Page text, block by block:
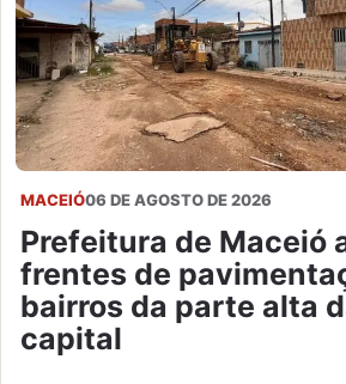
MACEIÓ06 DE AGOSTO DE 2026
Prefeitura de Maceió
frentes de
bairros da parte alta
capital